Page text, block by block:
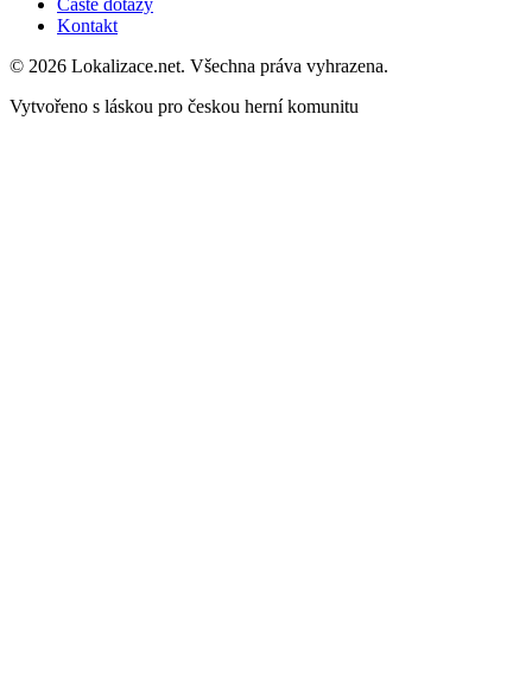
Časté dotazy
Kontakt
© 2026 Lokalizace.net. Všechna práva vyhrazena.
Vytvořeno s láskou pro českou herní komunitu